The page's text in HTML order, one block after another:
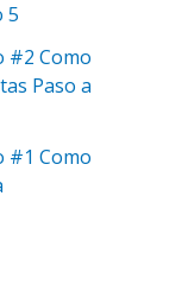
5
#2 Como
Paso a
#1 Como